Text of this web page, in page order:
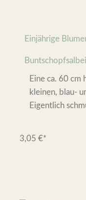
Einjährige
Buntschopfsalbei
Eine ca. 60 cm
kleinen, blau-
Eigentlich
3,05 €*